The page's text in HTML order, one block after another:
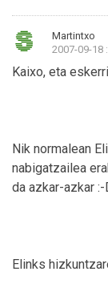
Martintxo
2007-09-18
Kaixo, eta
Nik normalean
nabigatzailea
da azkar-azkar :-
Elinks